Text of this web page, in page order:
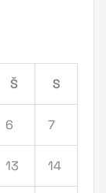
Š S
6 7
13 14